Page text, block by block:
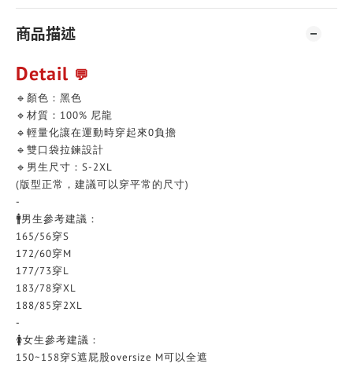
商品描述
Detail 💬
🔹顏色：黑色
🔹材質：100% 尼龍
🔹輕量化讓在運動時穿起來0負擔
🔹雙口袋拉鍊設計
🔹男生尺寸：S-2XL
(版型正常，建議可以穿平常的尺寸)
-
🚹男生參考建議：
165/56穿S
172/60穿M
177/73穿L
183/78穿XL
188/85穿2XL
-
🚺女生參考建議：
150~158穿S遮屁股oversize M可以全遮